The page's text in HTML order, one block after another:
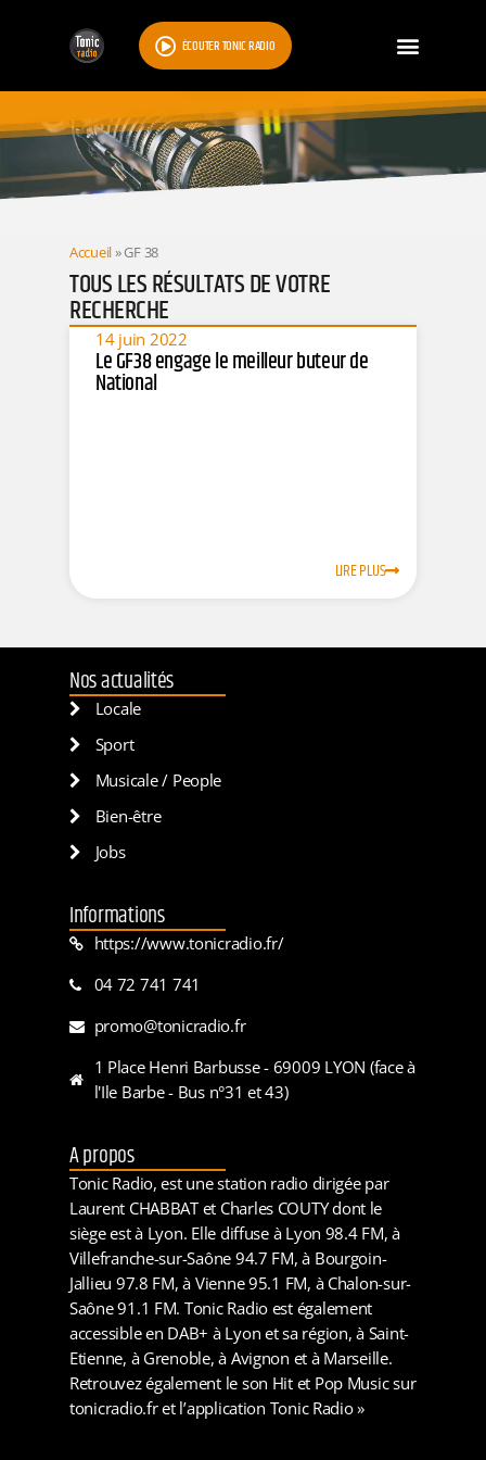
ÉCOUTER TONIC RADIO
RESULTATS
Accueil»GF 38
TOUS LES RÉSULTATS DE VOTRE
RECHERCHE
14 juin 2022
Le GF38 engage le meilleur buteur de
National
LIRE PLUS
Nos actualités
Locale
Sport
Musicale / People
Bien-être
Jobs
Informations
https://www.tonicradio.fr/
04 72 741 741
promo@tonicradio.fr
1 Place Henri Barbusse - 69009 LYON (face à
l'Ile Barbe - Bus n°31 et 43)
A propos
Tonic Radio, est une station radio dirigée par
Laurent CHABBAT et Charles COUTY dont le
siège est à Lyon. Elle diffuse à Lyon 98.4 FM, à
Villefranche-sur-Saône 94.7 FM, à Bourgoin-
Jallieu 97.8 FM, à Vienne 95.1 FM, à Chalon-sur-
Saône 91.1 FM. Tonic Radio est également
accessible en DAB+ à Lyon et sa région, à Saint-
Etienne, à Grenoble, à Avignon et à Marseille.
Retrouvez également le son Hit et Pop Music sur
tonicradio.fr et l’application Tonic Radio »